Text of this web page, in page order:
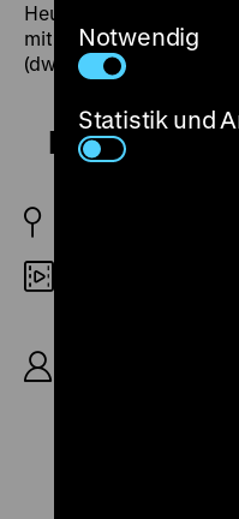
Heute lässt sich der
mit den Möglichkeiten
(dw)
Delikatessen
Notwendig
Statistik und